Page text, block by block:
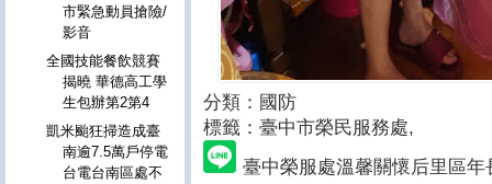
分類：國防
標籤：臺中市榮民服務處,
臺中榮服處溫馨關懷后里區年
市緊急動員搶險/
影音
全國技能餐飲競賽
揭曉 華德高工學
生包辦第2第4
凱米颱狂掃造成臺
南逾7.5萬戶停電
台電台南區處不